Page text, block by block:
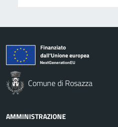
Comune di Rosazza
AMMINISTRAZIONE